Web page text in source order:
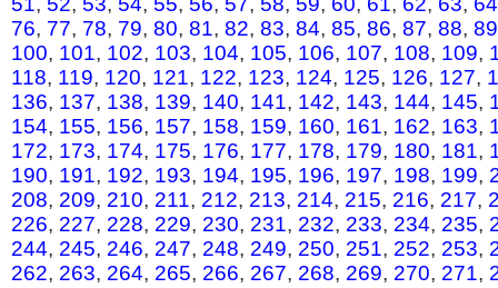
76, 77, 78, 79, 80, 81, 82, 83, 84, 85, 86, 87, 88, 89
100, 101, 102, 103, 104, 105, 106, 107, 108, 109,
118, 119, 120, 121, 122, 123, 124, 125, 126, 127,
136, 137, 138, 139, 140, 141, 142, 143, 144, 145,
154, 155, 156, 157, 158, 159, 160, 161, 162, 163,
172, 173, 174, 175, 176, 177, 178, 179, 180, 181,
190, 191, 192, 193, 194, 195, 196, 197, 198, 199,
208, 209, 210, 211, 212, 213, 214, 215, 216, 217,
226, 227, 228, 229, 230, 231, 232, 233, 234, 235,
244, 245, 246, 247, 248, 249, 250, 251, 252, 253,
262, 263, 264, 265, 266, 267, 268, 269, 270, 271,